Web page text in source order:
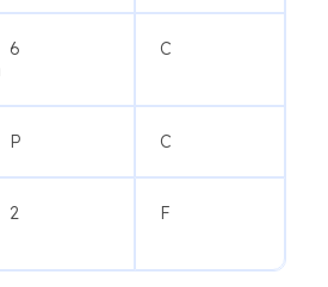
6 C
P C
2 F